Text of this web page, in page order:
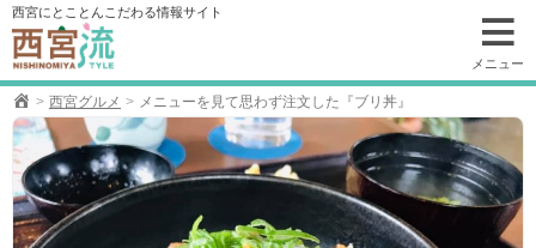
コ
ン
テ
ン
ツ
へ
移
動
西宮にとことんこだわる情報サイト
メニュー
西宮グルメ メニューを見て思わず注文した『ブリ丼』